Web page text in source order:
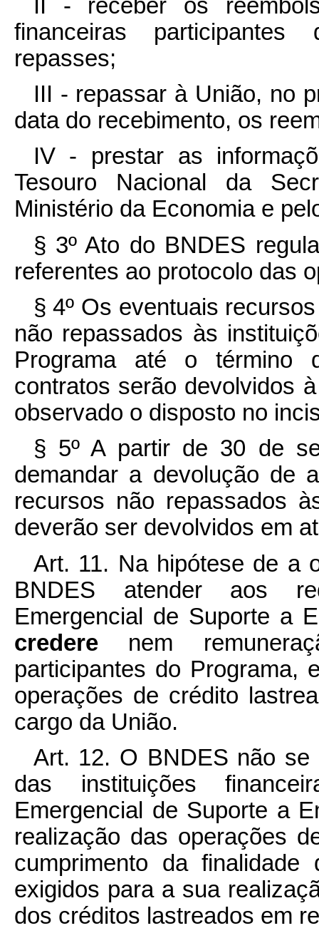
II - receber os
financeiras
repasses;
III - repassar à União, no
data do recebimento, os
IV - prestar as
Tesouro Nacional da
Ministério da Economia e
§ 3º Ato do BNDES
referentes ao protocolo das
§ 4º Os eventuais
não repassados às
Programa até o término
contratos serão devolvidos
observado o disposto no
§ 5º A partir de 30 de
demandar a devolução de
recursos não repassados
deverão ser devolvidos em
Art. 11. Na hipótese de a
BNDES atender aos
Emergencial de Suporte a
credere nem
participantes do Programa,
operações de crédito
cargo da União.
Art. 12. O BNDES não se
das instituições
Emergencial de Suporte a
realização das operações
cumprimento da finalidade
exigidos para a sua
dos créditos lastreados em